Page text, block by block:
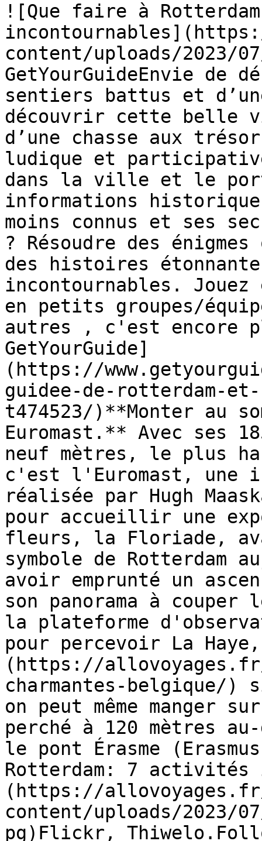
![Que faire à
content/uploads/2023/
GetYourGuideEnvie de
sentiers battus et
découvrir cette belle
d’une chasse aux
ludique et
dans la ville et le
informations
moins connus et ses
? Résoudre des
des histoires
incontournables. Jouez
en petits groupes/
autres , c'est encore
GetYourGuide]
(https://
guidee-de-rotterdam-
t474523/)**Monter au
Euromast.** Avec ses
neuf mètres, le plus
c'est l'Euromast, une
réalisée par Hugh
pour accueillir une
fleurs, la Floriade,
symbole de Rotterdam
avoir emprunté un
son panorama à
la plateforme
pour percevoir La
(https://
charmantes-belgique/
on peut même manger
perché à 120 mètres
le pont Érasme
Rotterdam: 7 activités
(https://
content/uploads/2023/
pg)Flickr,